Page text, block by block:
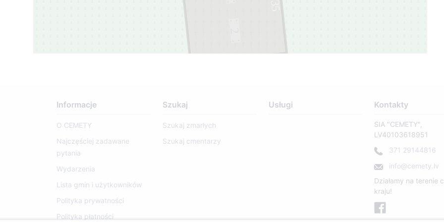
Informacje
O CEMETY
Najczęściej zadawane
pytania
Wydarzenia
Lista gmin i użytkowników
Polityka prywatności
Polityka płatności
Szukaj
Szukaj zmarłych
Szukaj cmentarzy
Usługi Kontakty
SIA "CEMETY",
LV40103618951
371 29144816
info@cemety.lv
Działamy na terenie
kraju!